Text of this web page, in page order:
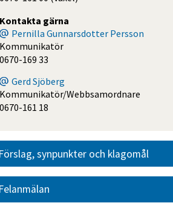
Kontakta gärna
Pernilla Gunnarsdotter Persson
Kommunikatör
0670-169 33
Gerd Sjöberg
Kommunikatör/Webbsamordnare
0670-161 18
synpunkter och klagomål